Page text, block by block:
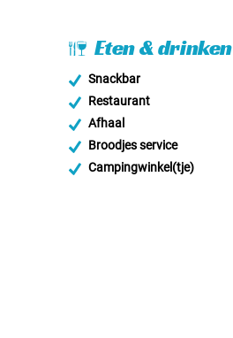
Eten & drinken
Snackbar
Restaurant
Afhaal
Broodjes service
Campingwinkel(tje)